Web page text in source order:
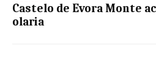
Castelo de Evora Monte
olaria